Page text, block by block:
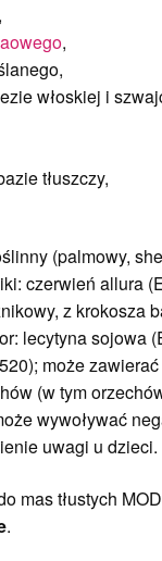
,
włoskiej i
tłuszczy,
(palmowy,
czerwień allura
z krokosza
lecytyna sojowa
może
(w tym
wywoływać
uwagi u dzieci.
mas tłustych
.